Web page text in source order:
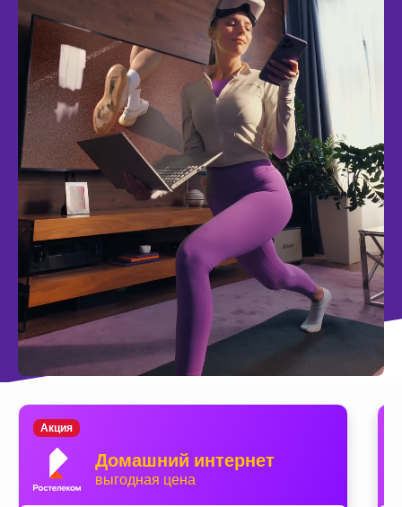
Домашний интернет
выгодная цена
Акция